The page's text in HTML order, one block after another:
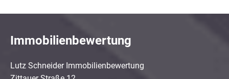
Immobilienbewertung
Lutz Schneider Immobilienbewertung